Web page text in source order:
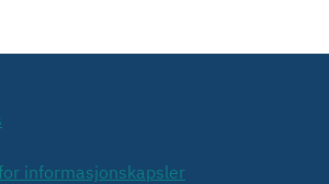
informasjonskapsler